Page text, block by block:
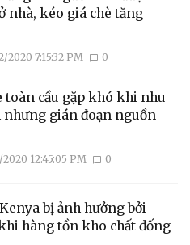
nhà, kéo giá chè tăng
2020 7:15:32 PM 0
toàn cầu gặp khó khi nhu
nhưng gián đoạn nguồn
2020 12:45:05 PM 0
bị ảnh hưởng bởi
hàng tồn kho chất đống